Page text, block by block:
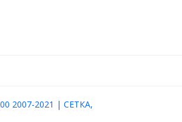
2007-2021 | СЕТКА,